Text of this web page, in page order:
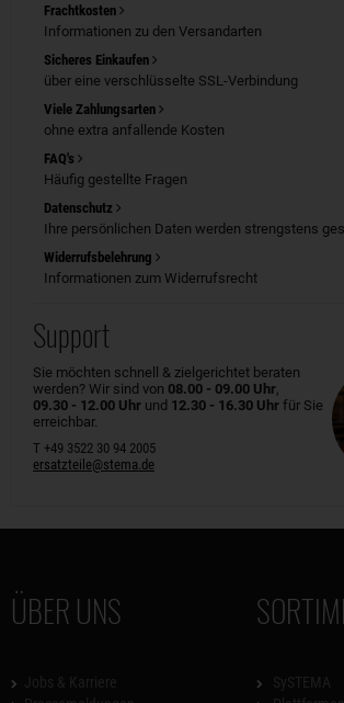
Frachtkosten
Informationen zu den Versandarten
Sicheres Einkaufen
über eine verschlüsselte SSL-Verbindung
Viele Zahlungsarten
ohne extra anfallende Kosten
FAQ's
Häufig gestellte Fragen
Datenschutz
Ihre persönlichen Daten werden strengstens
Widerrufsbelehrung
Informationen zum Widerrufsrecht
Support
Sie möchten schnell & zielgerichtet beraten
werden? Wir sind von 08.00 - 09.00 Uhr,
09.30 - 12.00 Uhr und 12.30 - 16.30 Uhr für Sie
erreichbar.
T +49 3522 30 94 2005
ersatzteile@stema.de
ÜBER UNS